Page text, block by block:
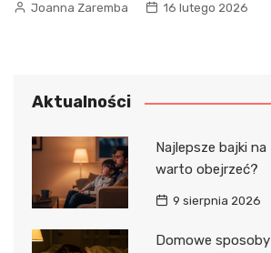
Joanna Zaremba 16 lutego 2026
Aktualności
Najlepsze bajki
warto obejrzeć?
9 sierpnia 2026
Domowe